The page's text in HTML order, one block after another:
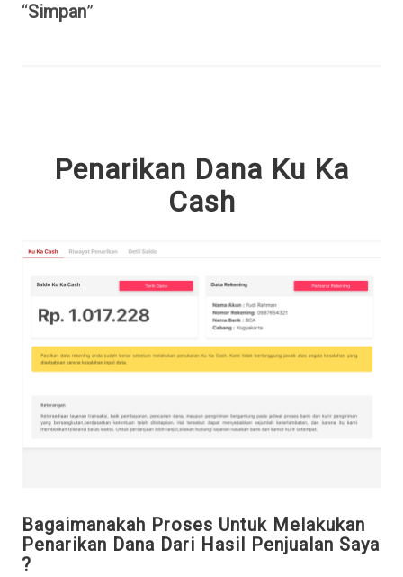
“Simpan”
Penarikan Dana Ku Ka
Cash
Bagaimanakah Proses Untuk Melakukan
Penarikan Dana Dari Hasil Penjualan Saya
?